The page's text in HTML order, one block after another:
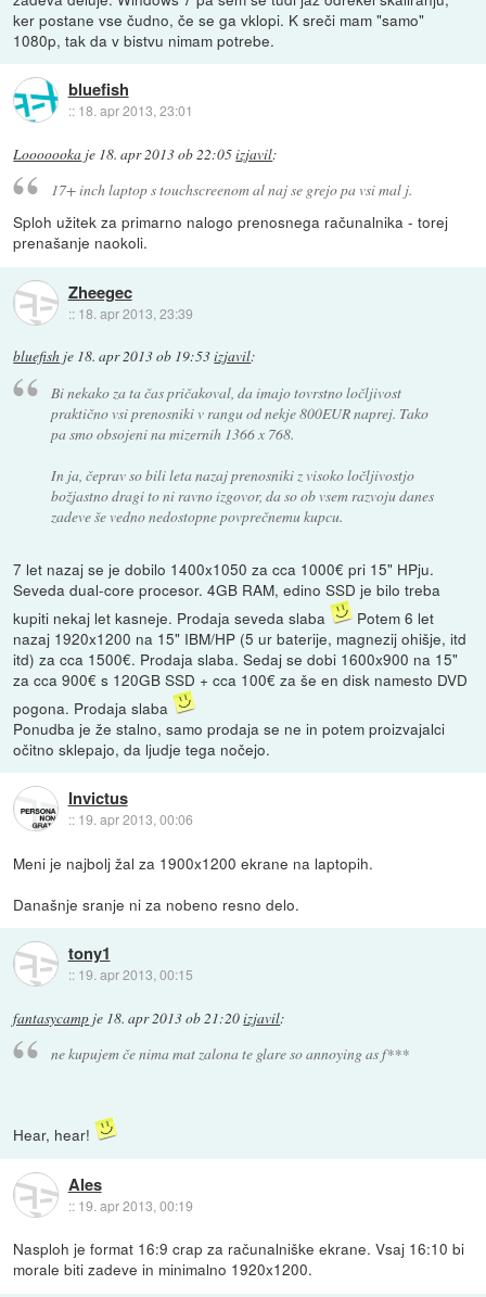
ker postane vse čudno, če se ga vklopi. K sreči mam "samo"
1080p, tak da v bistvu nimam potrebe.
bluefish
:: 18. apr 2013, 23:01
Looooooka je 18. apr 2013 ob 22:05izjavil:
17+ inch laptop s touchscreenom al naj se grejo pa vsi mal j.
Sploh užitek za primarno nalogo prenosnega računalnika - torej
prenašanje naokoli.
Zheegec
:: 18. apr 2013, 23:39
bluefish je 18. apr 2013 ob 19:53izjavil:
Bi nekako za ta čas pričakoval, da imajo tovrstno ločljivost
praktično vsi prenosniki v rangu od nekje 800EUR naprej. Tako
pa smo obsojeni na mizernih 1366 x 768.
In ja, čeprav so bili leta nazaj prenosniki z visoko ločljivostjo
božjastno dragi to ni ravno izgovor, da so ob vsem razvoju danes
zadeve še vedno nedostopne povprečnemu kupcu.
7 let nazaj se je dobilo 1400x1050 za cca 1000€ pri 15" HPju.
Seveda dual-core procesor. 4GB RAM, edino SSD je bilo treba
kupiti nekaj let kasneje. Prodaja seveda slaba
Potem 6 let
nazaj 1920x1200 na 15" IBM/HP (5 ur baterije, magnezij ohišje, itd
itd) za cca 1500€. Prodaja slaba. Sedaj se dobi 1600x900 na 15"
za cca 900€ s 120GB SSD + cca 100€ za še en disk namesto DVD
pogona. Prodaja slaba
Ponudba je že stalno, samo prodaja se ne in potem proizvajalci
očitno sklepajo, da ljudje tega nočejo.
Invictus
:: 19. apr 2013, 00:06
Meni je najbolj žal za 1900x1200 ekrane na laptopih.
Današnje sranje ni za nobeno resno delo.
tony1
:: 19. apr 2013, 00:15
fantasycamp je 18. apr 2013 ob 21:20izjavil:
ne kupujem če nima mat zalona te glare so annoying as f***
Hear, hear!
Ales
:: 19. apr 2013, 00:19
Nasploh je format 16:9 crap za računalniške ekrane. Vsaj 16:10 bi
morale biti zadeve in minimalno 1920x1200.